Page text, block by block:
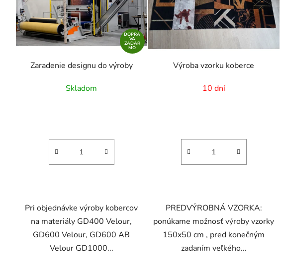
DOPRA
VA
ZADAR
MO
Zaradenie designu do výroby
Skladom
Pri objednávke výroby kobercov
na materiály GD400 Velour,
GD600 Velour, GD600 AB
Velour GD1000...
Výroba vzorku koberce
10 dní
PREDVÝROBNÁ VZORKA:
ponúkame možnosť výroby vzorky
150x50 cm , pred konečným
zadaním veľkého...